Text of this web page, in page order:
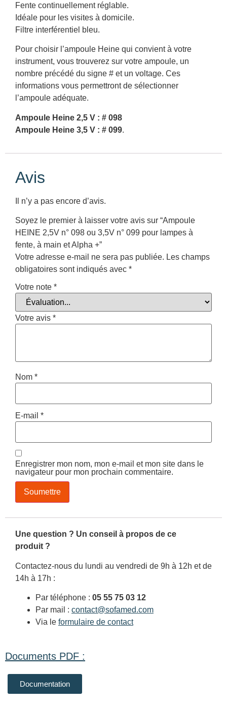
Fente continuellement réglable.
Idéale pour les visites à domicile.
Filtre interférentiel bleu.
Pour choisir l’ampoule Heine qui convient à votre
instrument, vous trouverez sur votre ampoule, un
nombre précédé du signe # et un voltage. Ces
informations vous permettront de sélectionner
l’ampoule adéquate.
Ampoule Heine 2,5 V : # 098
Ampoule Heine 3,5 V : # 099.
Avis
Il n’y a pas encore d’avis.
Soyez le premier à laisser votre avis sur “Ampoule
HEINE 2,5V n° 098 ou 3,5V n° 099 pour lampes à
fente, à main et Alpha +”
Votre adresse e-mail ne sera pas publiée. Les champs
obligatoires sont indiqués avec *
Votre note *
Votre avis *
Nom *
E-mail *
Enregistrer mon nom, mon e-mail et mon site dans le
navigateur pour mon prochain commentaire.
Une question ? Un conseil à propos de ce
produit ?
Contactez-nous du lundi au vendredi de 9h à 12h et de
14h à 17h :
Par téléphone : 05 55 75 03 12
Par mail : contact@sofamed.com
Via le formulaire de contact
Documents PDF :
Documentation